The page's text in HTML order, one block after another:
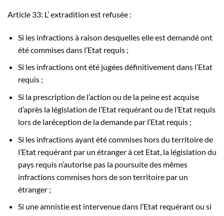
Article 33: L’ extradition est refusée :
Si les infractions à raison desquelles elle est demandé ont
été commises dans l’Etat requis ;
Si les infractions ont été jugées définitivement dans l’Etat
requis ;
Si la prescription de l’action ou de la peine est acquise
d’après la législation de l’Etat requérant ou de l’Etat requis
lors de laréception de la demande par l’Etat requis ;
Si les infractions ayant été commises hors du territoire de
l’Etat requérant par un étranger à cet Etat, la législation du
pays requis n’autorise pas la poursuite des mêmes
infractions commises hors de son territoire par un
étranger ;
Si une amnistie est intervenue dans l’Etat requérant ou si